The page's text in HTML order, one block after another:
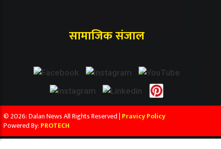
सामाजिक संजाल
© 2026: Dalan News All Rights Reserved | Pravicy Policy
Powered By: PROTECH